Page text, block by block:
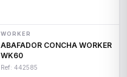
WORKER
ABAFADOR CONCHA WORKER
WK60
Ref: 442585